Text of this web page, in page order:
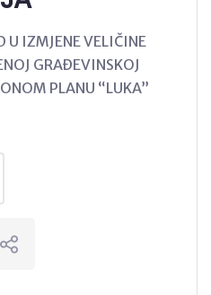
U IZMJENE VELIČINE
GRAĐEVINSKOJ
PLANU “LUKA”